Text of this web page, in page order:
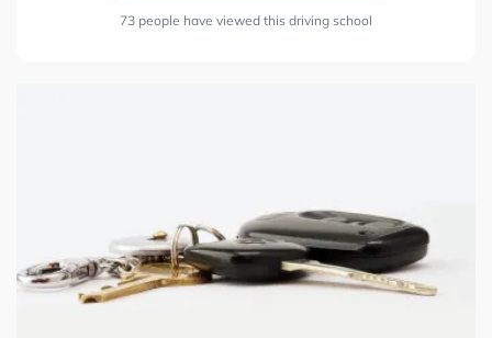
73 people have viewed this driving school